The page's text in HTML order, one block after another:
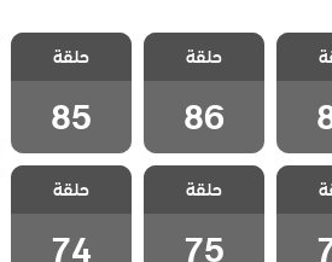
مسلسل الازقة
الخلفية مدبلج
الحلقة 86
حلقة
86
مسلسل الازقة
الخلفية مدبلج
الحلقة 85
حلقة
85
مسلسل الازقة
الخلفية مدبلج
الحلقة 75
حلقة
75
مسلسل الازقة
الخلفية مدبلج
الحلقة 74
حلقة
74